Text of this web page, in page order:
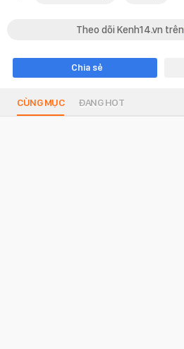
Theo dõi Kenh14.vn trên
Chia sẻ
CÙNG MỤC ĐANG HOT